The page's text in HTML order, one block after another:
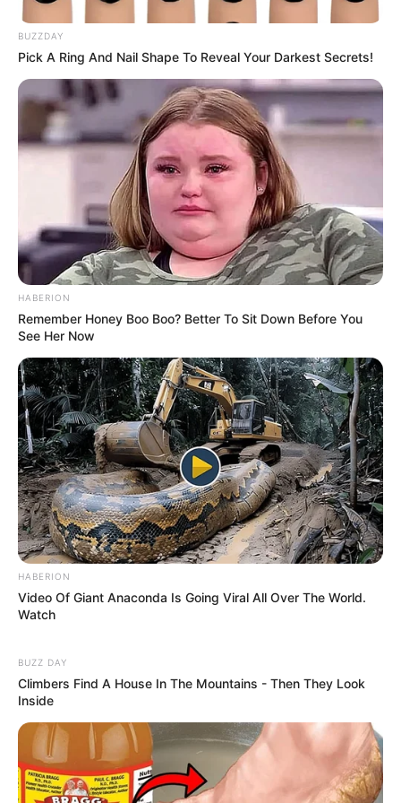
Tiercé-Magazine : 3 – 7 – 5 – 6 – 2 – 4 – 9 – 12
Retrouvez également les principaux pronostics Quinté de
la presse, ainsi qu’une synthèse du Tiercé Quarté Quinté
réalisée avec les meilleurs pronostiqueurs du moment, voir
un peu plus bas sur cette même page.
Le pronostic étant établi 24 heures à l’avance, il est
préférable de venir vérifier celui-ci quelques minutes avant
le départ. Car dans le cas de non-partant le pronostic est
susceptible d’évoluer jusqu’à 15 minutes avant la course
du Tiercé Quarté Quinté.
Pour vous aider à faire votre prono n’hésitez pas à utiliser
notre logiciel dePronostics-Spotou bien notrelogiciel-Turf
ils ont l’avantage d’être gratuits.
Pronostics PMU de la presse du Quinté le
Turf complet du HANDICAP D’ANGERS LOIRE
METROPOLE
BUZZDAY
Pick A Ring And Nail Shape To Reveal Your Darkest Secrets!
HABERION
Remember Honey Boo Boo? Better To Sit Down Before You
See Her Now
HABERION
Video Of Giant Anaconda Is Going Viral All Over The World.
Watch
BUZZ DAY
Climbers Find A House In The Mountains - Then They Look
Inside